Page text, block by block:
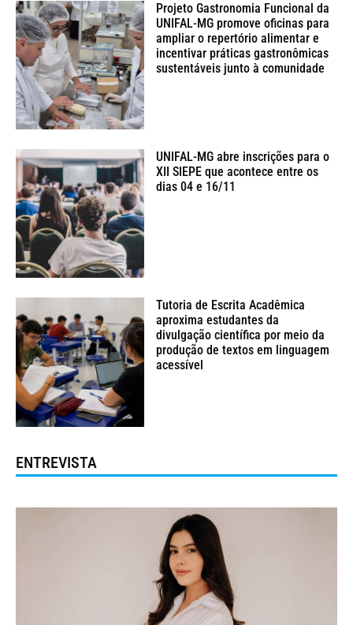
Projeto Gastronomia Funcional da
UNIFAL-MG promove oficinas para
ampliar o repertório alimentar e
incentivar práticas gastronômicas
sustentáveis junto à comunidade
UNIFAL-MG abre inscrições para o
XII SIEPE que acontece entre os
dias 04 e 16/11
Tutoria de Escrita Acadêmica
aproxima estudantes da
divulgação científica por meio da
produção de textos em linguagem
acessível
ENTREVISTA